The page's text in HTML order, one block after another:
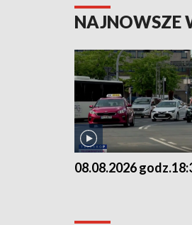
NAJNOWSZE
08.08.2026